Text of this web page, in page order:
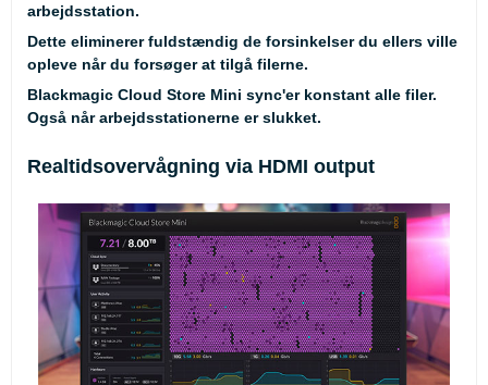
arbejdsstation.
Dette eliminerer fuldstændig de forsinkelser du ellers ville
opleve når du forsøger at tilgå filerne.
Blackmagic Cloud Store Mini sync'er konstant alle filer.
Også når arbejdsstationerne er slukket.
Realtidsovervågning via HDMI output